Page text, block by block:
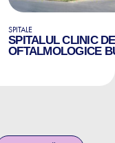
SPITALE
SPITALUL CLINIC
OFTALMOLOGICE